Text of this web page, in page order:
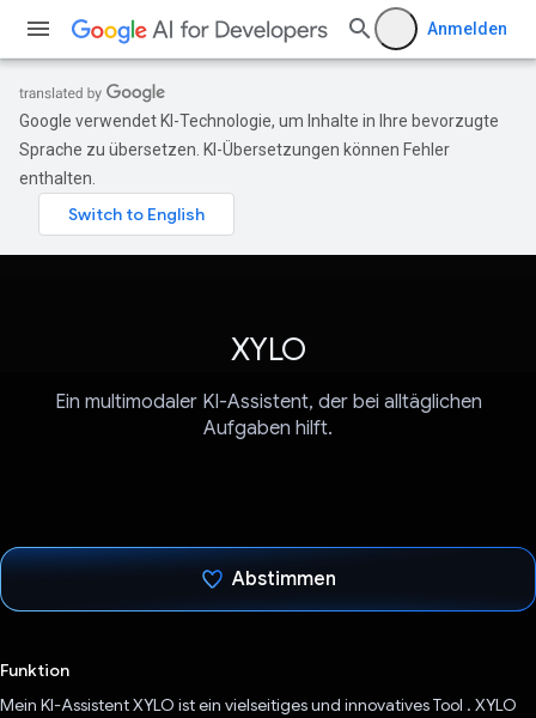
Anmelden
Google verwendet KI-Technologie, um Inhalte in Ihre bevorzugte
Sprache zu übersetzen. KI-Übersetzungen können Fehler
enthalten.
XYLO
Ein multimodaler KI-Assistent, der bei alltäglichen
Aufgaben hilft.
Abstimmen
Funktion
Mein KI-Assistent XYLO ist ein vielseitiges und innovatives Tool . XYLO